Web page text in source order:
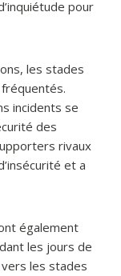
pour
les stades
incidents se
des
rivaux
et a
également
les jours de
les stades